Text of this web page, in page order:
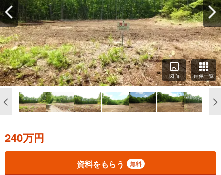
図面 画像一覧
240万円
資料をもらう 無料